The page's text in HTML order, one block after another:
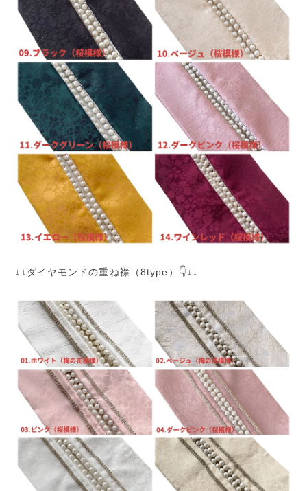
↓↓ダイヤモンドの重ね襟（8type）👇↓↓